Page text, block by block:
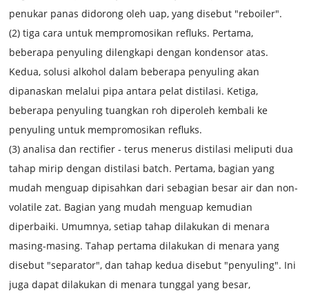
penukar panas didorong oleh uap, yang disebut "reboiler".
(2) tiga cara untuk mempromosikan refluks. Pertama,
beberapa penyuling dilengkapi dengan kondensor atas.
Kedua, solusi alkohol dalam beberapa penyuling akan
dipanaskan melalui pipa antara pelat distilasi. Ketiga,
beberapa penyuling tuangkan roh diperoleh kembali ke
penyuling untuk mempromosikan refluks.
(3) analisa dan rectifier - terus menerus distilasi meliputi dua
tahap mirip dengan distilasi batch. Pertama, bagian yang
mudah menguap dipisahkan dari sebagian besar air dan non-
volatile zat. Bagian yang mudah menguap kemudian
diperbaiki. Umumnya, setiap tahap dilakukan di menara
masing-masing. Tahap pertama dilakukan di menara yang
disebut "separator", dan tahap kedua disebut "penyuling". Ini
juga dapat dilakukan di menara tunggal yang besar,